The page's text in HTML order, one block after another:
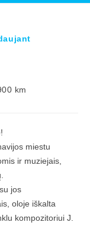
km
miestu
ir muziejais,
jos
oloje iškalta
kompozitoriui J.